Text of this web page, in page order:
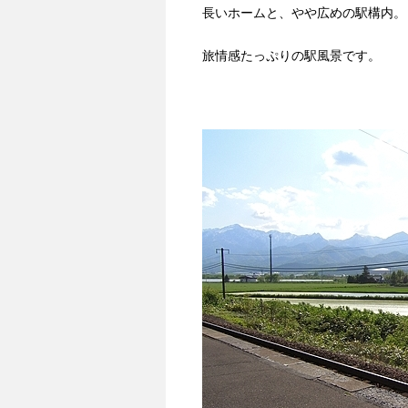
長いホームと、やや広めの駅構内。
旅情感たっぷりの駅風景です。